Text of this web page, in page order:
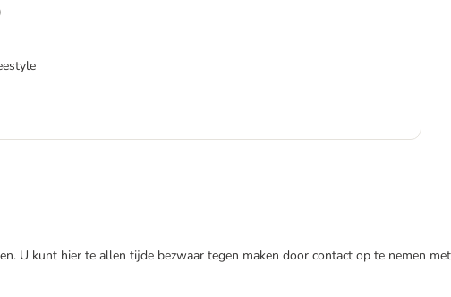
U kunt hier te allen tijde bezwaar tegen maken door contact op te nemen met